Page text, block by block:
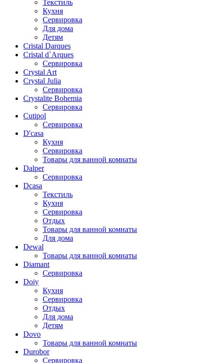
Текстиль
Кухня
Сервировка
Для дома
Детям
Cristal Darques
Cristal d`Arques
Сервировка
Crystal Art
Crystal Julia
Сервировка
Crystalite Bohemia
Сервировка
Cutipol
Сервировка
D'casa
Кухня
Сервировка
Товары для ванной комнаты
Dalper
Сервировка
Dcasa
Текстиль
Кухня
Сервировка
Отдых
Товары для ванной комнаты
Для дома
Dewal
Товары для ванной комнаты
Diamant
Сервировка
Doiy
Кухня
Сервировка
Отдых
Для дома
Детям
Dovo
Товары для ванной комнаты
Durobor
Сервировка